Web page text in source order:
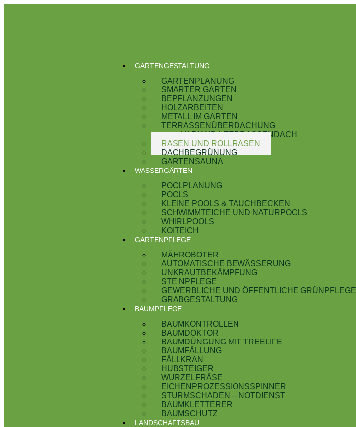
GARTEN­GESTALTUNG
GARTENPLANUNG
SMARTER GARTEN
BEPFLANZUNGEN
HOLZARBEITEN
METALL IM GARTEN
TERRASSENÜBERDACHUNG
VARIANDA TERRASSENDACH
RASEN UND ROLLRASEN
DACHBEGRÜNUNG
GARTENSAUNA
WASSERGÄRTEN
POOLPLANUNG
POOLS
KLEINE POOLS & TAUCHBECKEN
SCHWIMMTEICHE UND NATURPOOLS
WHIRLPOOLS
KOITEICH
GARTENPFLEGE
MÄHROBOTER
AUTOMATISCHE BEWÄSSERUNG
UNKRAUTBEKÄMPFUNG
STEINPFLEGE
GEWERBLICHE UND ÖFFENTLICHE GRÜNPFLEGE
GRABGESTALTUNG
BAUMPFLEGE
BAUMKONTROLLEN
BAUMDOKTOR
BAUMDÜNGUNG MIT TREELIFE
BAUMFÄLLUNG
FÄLLKRAN
HUBSTEIGER
WURZELFRÄSE
EICHENPROZESSIONS­SPINNER
STURMSCHADEN – NOTDIENST
BAUMKLETTERER
BAUMSCHUTZ
LANDSCHAFTSBAU